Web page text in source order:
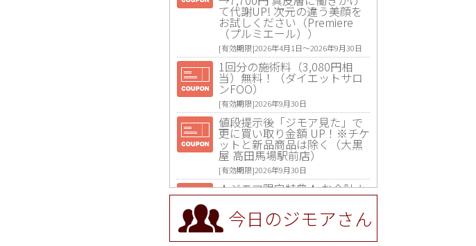
て代謝UP! 次元の違う美顔を
お試しください（Premiere
（プルミエール））
[有効期限]2026年4月1日〜2026年9月30日
1回分の施術料（3,080円相
当）無料！（ダイエットサロ
ンFOO）
[有効期限]2026年9月30日
値段提示後「ジモア見た」で
更に買い取り金額 UP！※チケ
ットと新品商品は除く（大黒
屋 高田馬場駅前店）
[有効期限]2026年9月30日
★ジモア限定特典★ お会計よ
り全品5％OFF（ナチュラル＆
ハンドメイドショップ［マキ
マキ］）
[有効期限]2026年9月30日まで
今日のジモアさん